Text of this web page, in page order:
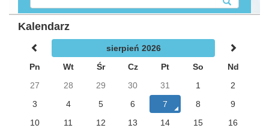
Kalendarz
sierpień 2026
Pn
Wt Śr Cz Pt So
Nd
27
28 29 30 31 1
2
3
4 5 6 7 8
9
10
11 12 13 14 15
16